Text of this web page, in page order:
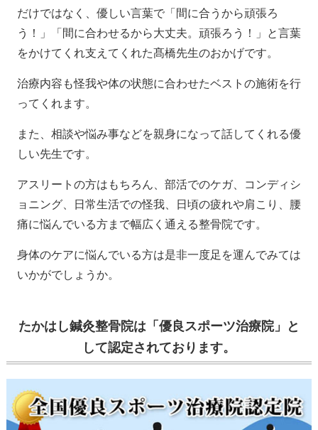
だけではなく、優しい言葉で「間に合うから頑張ろ
う！」「間に合わせるから大丈夫。頑張ろう！」と言葉
をかけてくれ支えてくれた髙橋先生のおかげです。
治療内容も怪我や体の状態に合わせたベストの施術を行
ってくれます。
また、相談や悩み事などを親身になって話してくれる優
しい先生です。
アスリートの方はもちろん、部活でのケガ、コンディシ
ョニング、日常生活での怪我、日頃の疲れや肩こり、腰
痛に悩んでいる方まで幅広く通える整骨院です。
身体のケアに悩んでいる方は是非一度足を運んでみては
いかがでしょうか。
たかはし鍼灸整骨院は「優良スポーツ治療院」と
して認定されております。